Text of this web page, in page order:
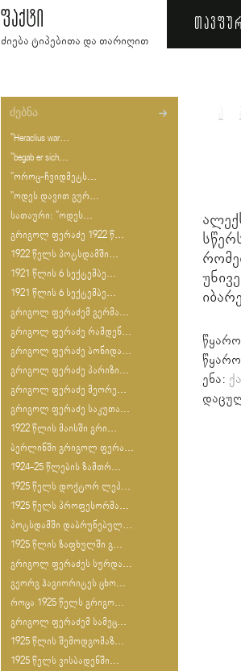
ფაქტი
ძიება ტიპებითა და თარიღით
"Heraclius war...
"begab er sich...
"ოროც-ჩვიდმეტს...
"ოდეს დავით გურ...
სათაური: "ოდეს...
გრიგოლ ფერაძე 1922 წ...
1922 წელს პოტსდამში...
1921 წლის 6 სექტემბე...
1921 წლის 6 სექტემბე...
გრიგოლ ფერაძემ გერმა...
გრიგოლ ფერაძე რამდენ...
გრიგოლ ფერაძე ბონიდა...
გრიგოლ ფერაძე პარიზი...
გრიგოლ ფერაძე მეორე...
გრიგოლ ფერაძე საკუთა...
1922 წლის მაისში გრი...
ბერლინში გრიგოლ ფერა...
1924-25 წლების ზამთრ...
1925 წელს დოქტორ ლეპ...
1925 წელს პროფესორმა...
პოტსდამში დაბრუნებულ...
1925 წლის ზაფხულში გ...
გრიგოლ ფერაძეს სურდა...
გეორგ ჰაგიორიტეს ცხო...
როცა 1925 წელს გრიგო...
გრიგოლ ფერაძემ სამეც...
1925 წლის შემოდგომაზ...
1925 წელს ვისბადენში...
ენა: